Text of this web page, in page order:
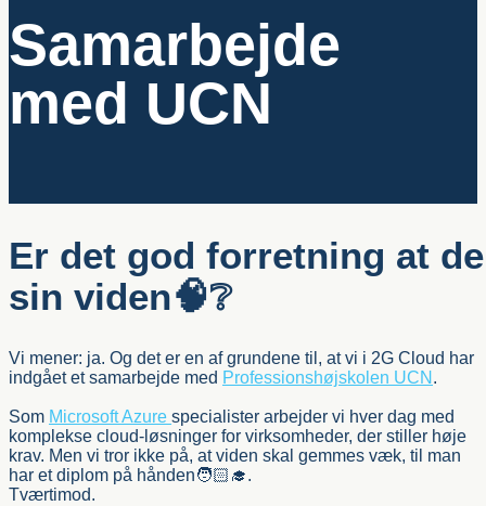
Samarbejde
med UCN
Er det god forretning at
sin viden🧠❔
Vi mener: ja. Og det er en af grundene til, at vi i 2G Cloud har
indgået et samarbejde med Professionshøjskolen UCN .
Som Microsoft Azure specialister arbejder vi hver dag med
komplekse cloud-løsninger for virksomheder, der stiller høje
krav. Men vi tror ikke på, at viden skal gemmes væk, til man
har et diplom på hånden🧑🏻‍🎓.
Tværtimod.